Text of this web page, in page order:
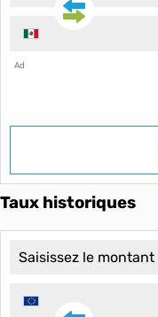
Ad
Taux historiques